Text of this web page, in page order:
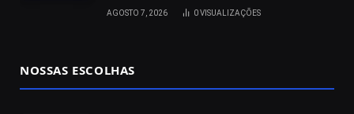
AGOSTO 7, 2026 0VISUALIZAÇÕES
NOSSAS ESCOLHAS